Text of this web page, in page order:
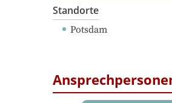
Standorte
Potsdam